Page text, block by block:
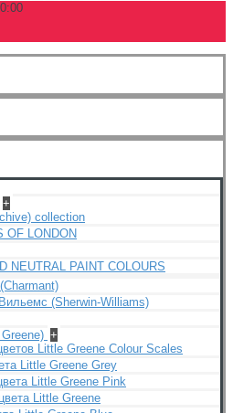
+
collection
OF LONDON
NEUTRAL PAINT COLOURS
(Sherwin-Williams)
+
Little Greene Colour Scales
Little Greene Grey
Little Greene Pink
Little Greene